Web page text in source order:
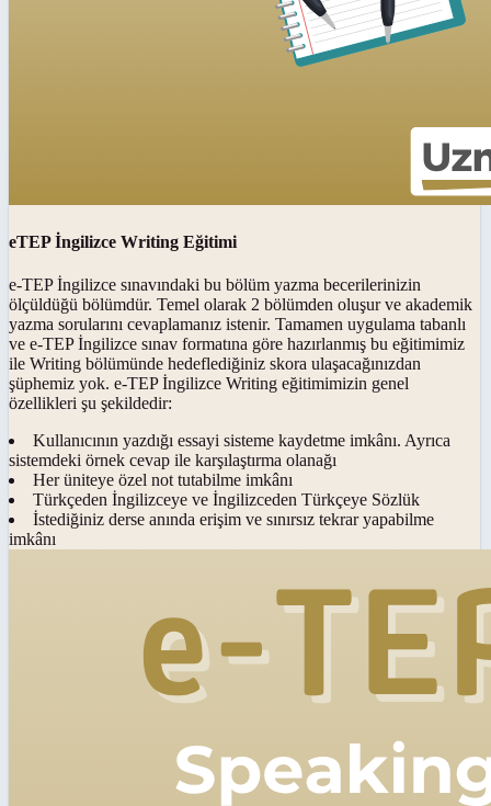
eTEP İngilizce Writing Eğitimi
e-TEP İngilizce sınavındaki bu bölüm yazma becerilerinizin
ölçüldüğü bölümdür. Temel olarak 2 bölümden oluşur ve akademik
yazma sorularını cevaplamanız istenir. Tamamen uygulama tabanlı
ve e-TEP İngilizce sınav formatına göre hazırlanmış bu eğitimimiz
ile Writing bölümünde hedeflediğiniz skora ulaşacağınızdan
şüphemiz yok. e-TEP İngilizce Writing eğitimimizin genel
özellikleri şu şekildedir:
Kullanıcının yazdığı essayi sisteme kaydetme imkânı. Ayrıca
sistemdeki örnek cevap ile karşılaştırma olanağı
Her üniteye özel not tutabilme imkânı
Türkçeden İngilizceye ve İngilizceden Türkçeye Sözlük
İstediğiniz derse anında erişim ve sınırsız tekrar yapabilme
imkânı